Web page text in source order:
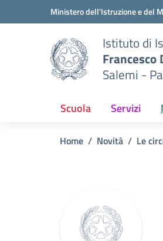
Vai ai contenuti
Vai al menu di navigazioneMinistero dell'Istruzione e del
Istituto di
Salemi -
Scuola Servizi
Home Novità Le